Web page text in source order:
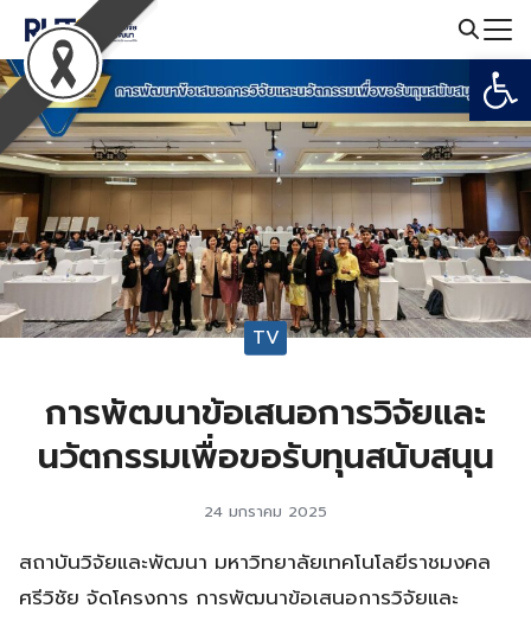
Skip
content
Search
for:
TV
การพัฒนาข้อเสนอการวิจัยและ
นวัตกรรมเพื่อขอรับทุนสนับสนุน
24 มกราคม 2025
สถาบันวิจัยและพัฒนา มหาวิทยาลัยเทคโนโลยีราชมงคล
ศรีวิชัย จัดโครงการ การพัฒนาข้อเสนอการวิจัยและ